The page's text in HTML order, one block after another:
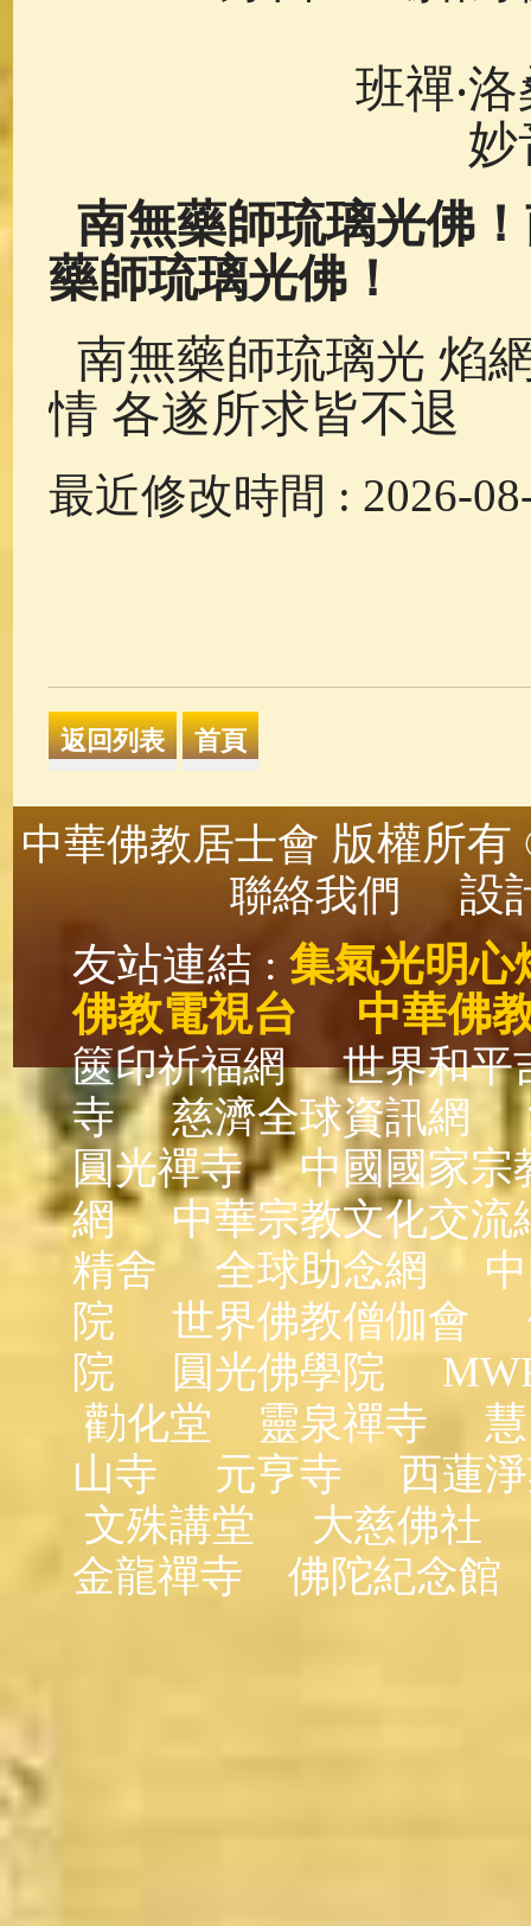
班禪‧
妙
南無藥師琉璃光佛
藥師琉璃光佛！
南無藥師琉璃光 焰
情 各遂所求皆不退
最近修改時間 : 2026-
中華佛教居士會 版權所
聯絡我們
設
友站連結 : 集氣光明心
佛教電視台
中華佛
篋印祈福網
世界和平
寺
慈濟全球資訊網
圓光禪寺
中國國家宗
網
中華宗教文化交流
精舍
全球助念網
院
世界佛教僧伽會
院
圓光佛學院
勸化堂
靈泉禪寺
山寺
元亨寺
西蓮
文殊講堂
大慈佛社
金龍禪寺
佛陀紀念館